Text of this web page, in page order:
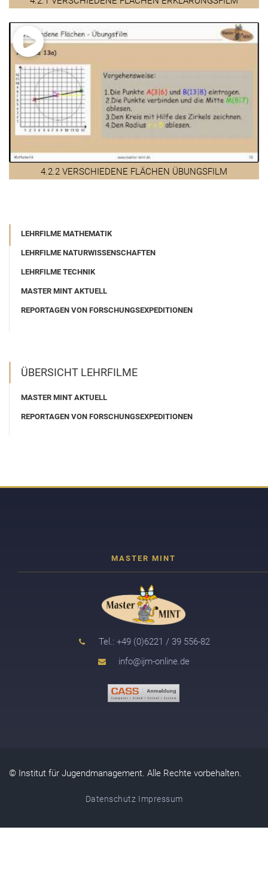
4.2.2 VERSCHIEDENE FLÄCHEN ÜBUNGSFILM
LEHRFILME MATHEMATIK
LEHRFILME NATURWISSENSCHAFTEN
LEHRFILME TECHNIK
MASTER MINT AKTUELL
REPORTAGEN VON FORSCHUNGSEXPEDITIONEN
ÜBERSICHT LEHRFILME
MASTER MINT AKTUELL
REPORTAGEN VON FORSCHUNGSEXPEDITIONEN
Tel.: +49 (0)6221 / 39 556-82
info@ijm-online.de
© Institut für Jugendmanagement. Alle Rechte vorbehalten.
Datenschutz Impressum